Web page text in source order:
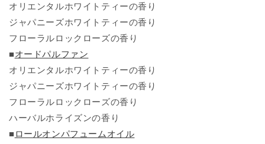
オリエンタルホワイトティーの香り
ジャパニーズホワイトティーの香り
フローラルロックローズの香り
■オードパルファン
オリエンタルホワイトティーの香り
ジャパニーズホワイトティーの香り
フローラルロックローズの香り
ハーバルホライズンの香り
■ロールオンパフュームオイル